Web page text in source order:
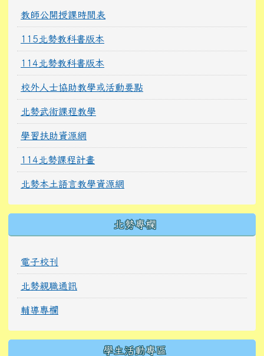
教師公開授課時間表
115北勢教科書版本
114北勢教科書版本
校外人士協助教學或活動要點
北勢武術課程教學
學習扶助資源網
114北勢課程計畫
北勢本土語言教學資源網
北勢專欄
電子校刊
北勢親職通訊
輔導專欄
學生活動專區